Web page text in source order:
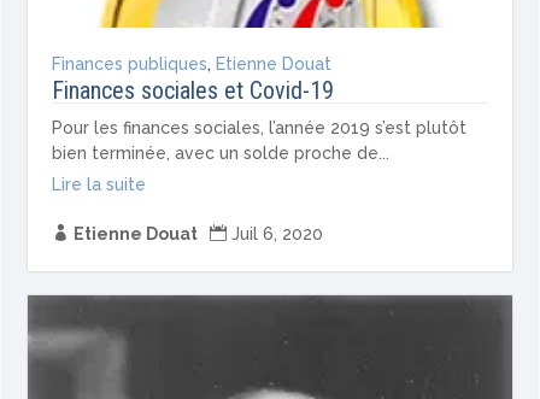
Finances publiques, Etienne Douat
Finances sociales et Covid-19
Pour les finances sociales, l’année 2019 s’est plutôt
bien terminée, avec un solde proche de...
Lire la suite
 Etienne Douat  Juil 6, 2020